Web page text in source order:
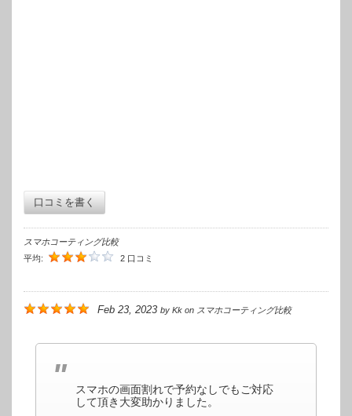
口コミを書く
スマホコーティング比較
平均:
2 口コミ
Feb 23, 2023 by Kk on スマホコーティング比較
スマホの画面割れで予約なしでもご対応
して頂き大変助かりました。